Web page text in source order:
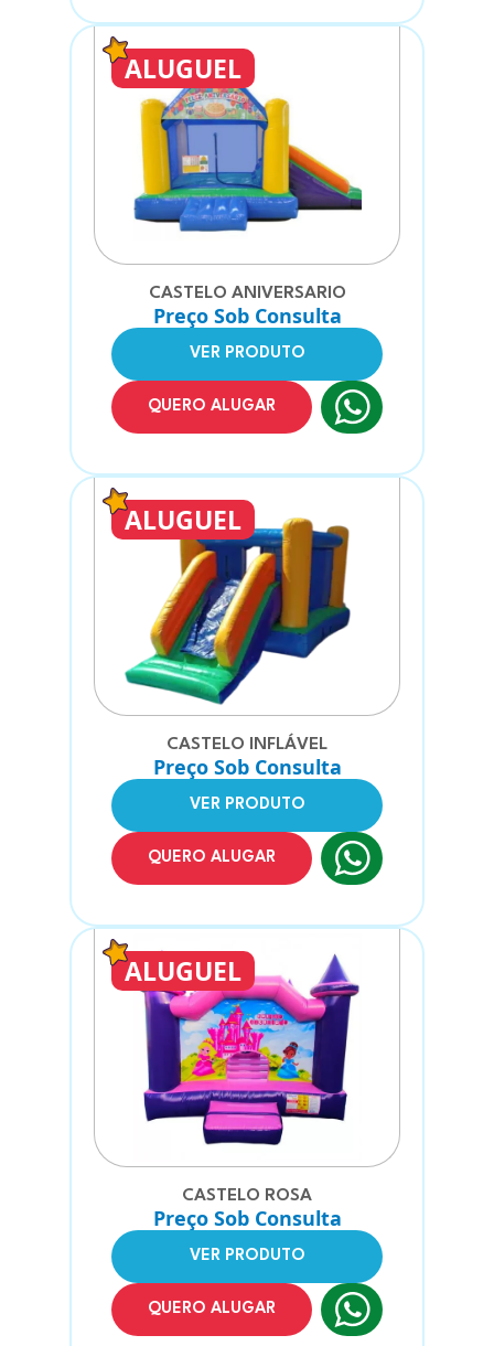
ALUGUEL
CASTELO ANIVERSARIO
Preço Sob Consulta
VER PRODUTO
QUERO ALUGAR
ALUGUEL
CASTELO INFLÁVEL
Preço Sob Consulta
VER PRODUTO
QUERO ALUGAR
ALUGUEL
CASTELO ROSA
Preço Sob Consulta
VER PRODUTO
QUERO ALUGAR